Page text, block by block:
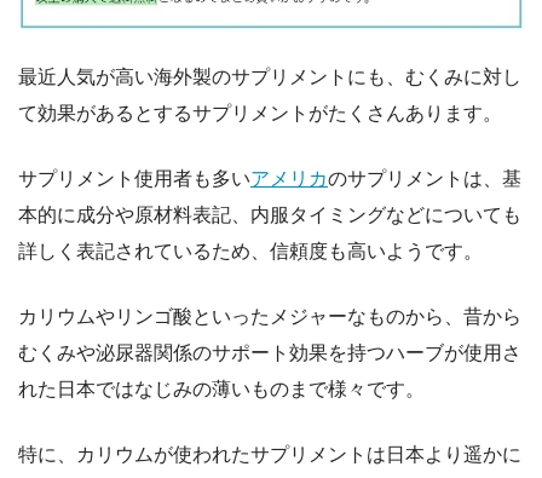
最近人気が高い海外製のサプリメントにも、むくみに対し
て効果があるとするサプリメントがたくさんあります。
サプリメント使用者も多いアメリカのサプリメントは、基
本的に成分や原材料表記、内服タイミングなどについても
詳しく表記されているため、信頼度も高いようです。
カリウムやリンゴ酸といったメジャーなものから、昔から
むくみや泌尿器関係のサポート効果を持つハーブが使用さ
れた日本ではなじみの薄いものまで様々です。
特に、カリウムが使われたサプリメントは日本より遥かに